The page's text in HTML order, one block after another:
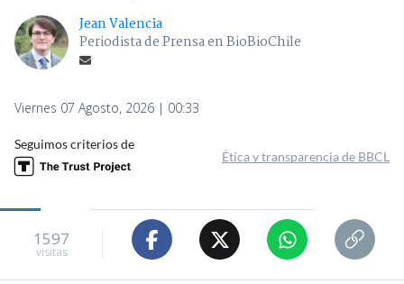
Jean Valencia
Periodista de Prensa en BioBioChile
Viernes 07 Agosto, 2026 | 00:33
Seguimos criterios de
Ética y transparencia de BBCL
1597
visitas